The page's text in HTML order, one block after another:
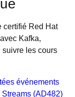
certifié Red Hat
Kafka,
suivre les cours
événements
(AD482)